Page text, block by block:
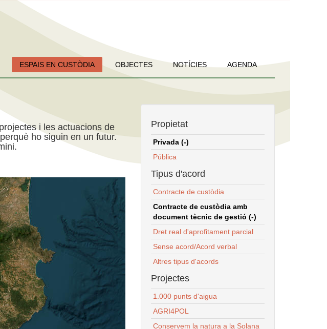
ESPAIS EN CUSTÒDIA OBJECTES NOTÍCIES AGENDA
i les actuacions de
ho siguin en un futur.
Propietat
Privada (-)
Pública
Tipus d'acord
Contracte de custòdia
Contracte de custòdia amb
document tècnic de gestió (-)
Dret real d'aprofitament parcial
Sense acord/Acord verbal
Altres tipus d'acords
Projectes
1.000 punts d'aigua
AGRI4POL
Conservem la natura a la Solana